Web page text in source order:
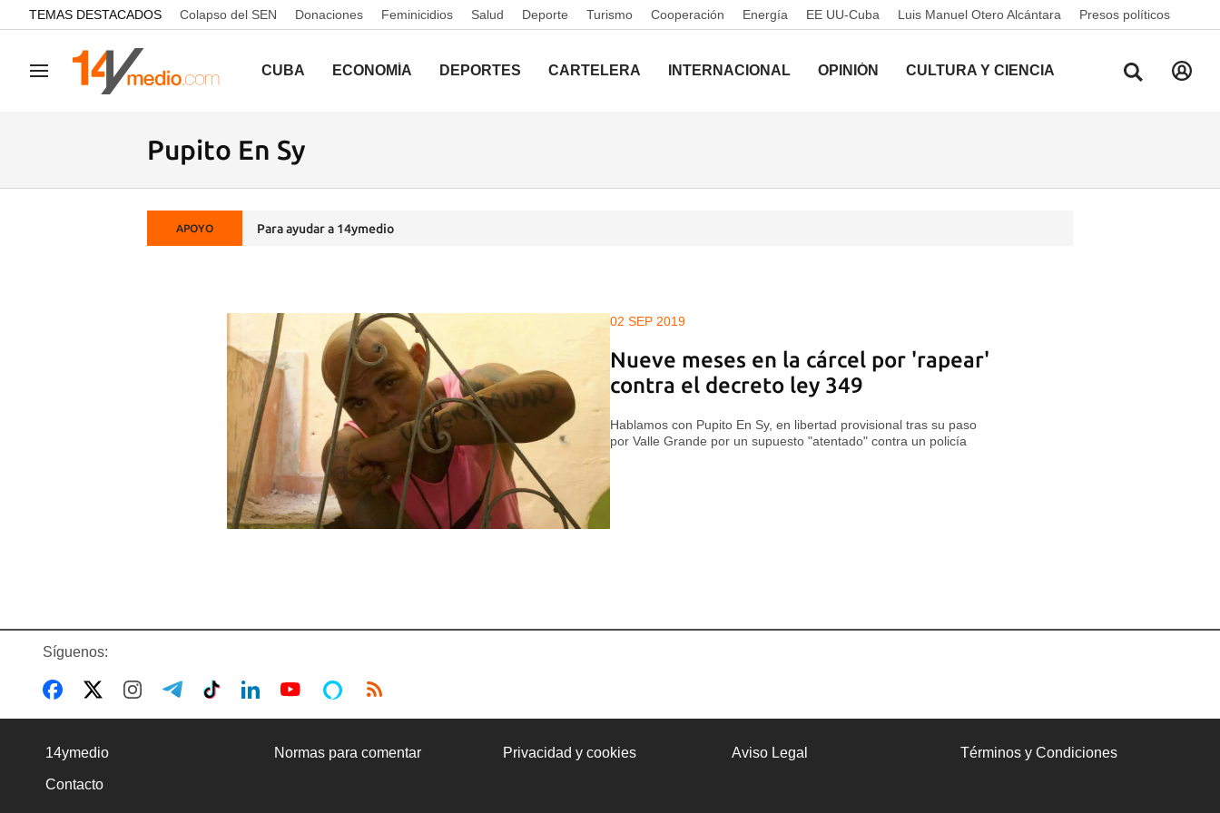
common.go-to-content
TEMAS DESTACADOS Colapso del SEN Donaciones Feminicidios Salud Deporte Turismo Cooperación Energía EE UU-Cuba Luis Manuel Otero Alcántara Presos políticos
Navegación CUBA ECONOMÍA DEPORTES CARTELERA INTERNACIONAL OPINIÓN CULTURA Y CIENCIA
Pupito En Sy
APOYO Para ayudar a 14ymedio
02 SEP 2019
Nueve meses en la cárcel por 'rapear'
contra el decreto ley 349
Hablamos con Pupito En Sy, en libertad provisional tras su paso
por Valle Grande por un supuesto "atentado" contra un policía
Síguenos:
14ymedio Normas para comentar Privacidad y cookies Aviso Legal Términos y Condiciones
Contacto